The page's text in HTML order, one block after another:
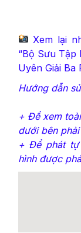
Xem lại
“Bộ Sưu Tập
Uyên Giải Ba
Hướng dẫn
+ Để xem
dưới bên phải
+ Để phát
hình được